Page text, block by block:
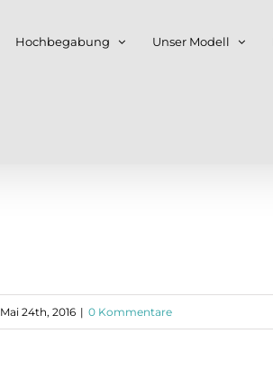
Hochbegabung Unser Modell
Mai 24th, 2016 | 0 Kommentare